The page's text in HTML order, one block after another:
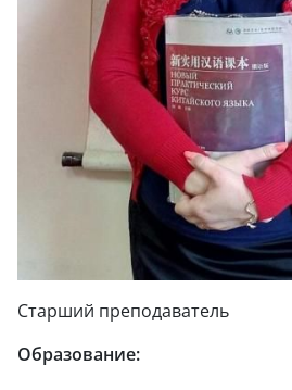
Старший преподаватель
Образование: